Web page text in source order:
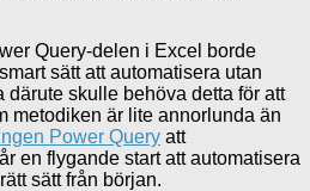
Query-delen i Excel borde
sätt att automatisera utan
därute skulle behöva detta för att
metodiken är lite annorlunda än
Power Query att
en flygande start att automatisera
sätt från början.